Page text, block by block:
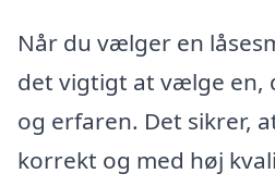
Når du vælger en
det vigtigt at vælge en,
og erfaren. Det sikrer,
korrekt og med høj